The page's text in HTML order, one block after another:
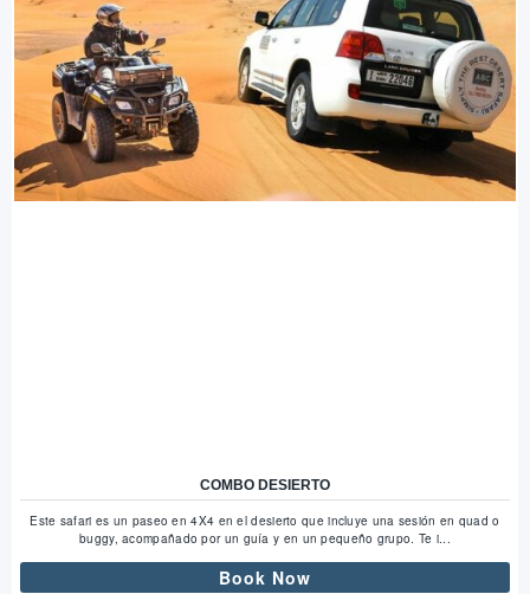
COMBO DESIERTO
Este safari es un paseo en 4X4 en el desierto que incluye una sesión en quad o
buggy, acompañado por un guía y en un pequeño grupo. Te i...
Book Now